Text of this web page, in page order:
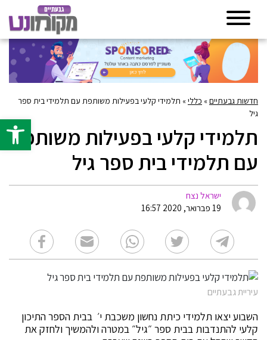
פתח
חדשות גבעתיים» כללי» תלמידי קלעי בפעילות משותפת עם תלמידי בית ספר
גיל
תלמידי קלעי בפעילות משותפת
עם תלמידי בית ספר גיל
ישראל נצח
19 פברואר, 2020 16:57
עיריית גבעתיים
השבוע יצאו תלמידי כיתת נחשון משכבת י׳ בבית הספר התיכון
קלעי להתנדבות בבית ספר ״גיל״ במטרה ולהמשיך ולחזק את